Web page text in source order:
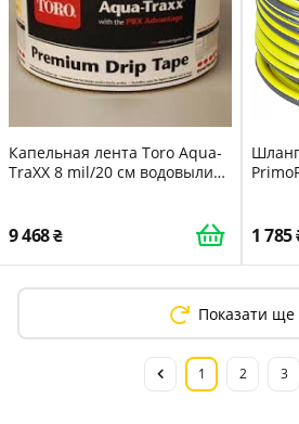
Капельная лента Toro Aqua-
TraXX 8 mil/20 см водовылив
9 468 1 785
Показати ще
1 2 3